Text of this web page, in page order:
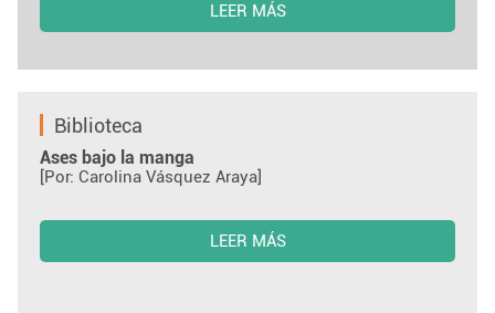
LEER MÁS
Biblioteca
Ases bajo la manga
[Por: Carolina Vásquez Araya]
LEER MÁS